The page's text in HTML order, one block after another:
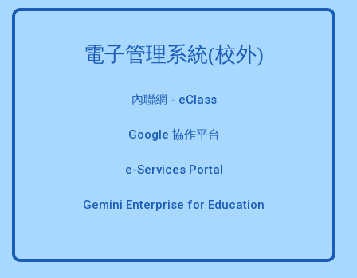
電子管理系統(校外)
內聯網 - eClass
Google 協作平台
e-Services Portal
Gemini Enterprise for Education